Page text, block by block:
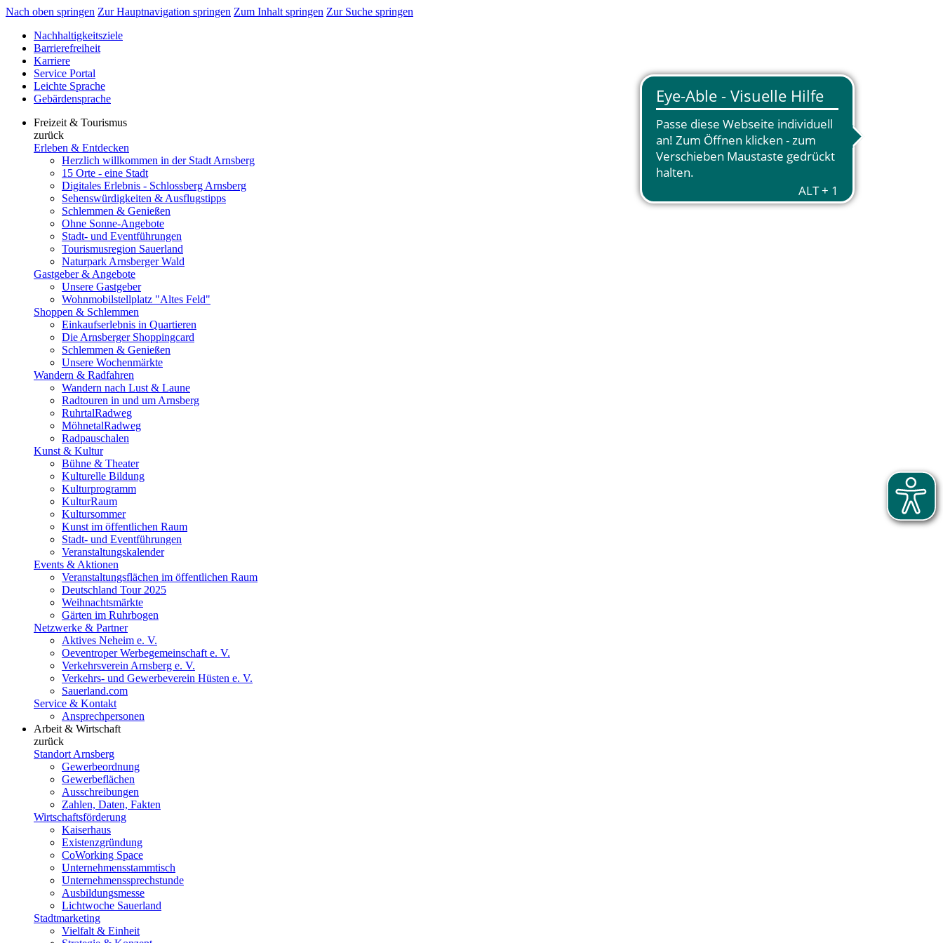
Nach oben springen Zur Hauptnavigation springen Zum Inhalt springen Zur Suche springen
Nachhaltigkeitsziele
Barrierefreiheit
Karriere
Service Portal
Leichte Sprache
Gebärdensprache
Freizeit & Tourismus
zurück
Erleben & Entdecken
Herzlich willkommen in der Stadt Arnsberg
15 Orte - eine Stadt
Digitales Erlebnis - Schlossberg Arnsberg
Sehenswürdigkeiten & Ausflugstipps
Schlemmen & Genießen
Ohne Sonne-Angebote
Stadt- und Eventführungen
Tourismusregion Sauerland
Naturpark Arnsberger Wald
Gastgeber & Angebote
Unsere Gastgeber
Wohnmobilstellplatz "Altes Feld"
Shoppen & Schlemmen
Einkaufserlebnis in Quartieren
Die Arnsberger Shoppingcard
Schlemmen & Genießen
Unsere Wochenmärkte
Wandern & Radfahren
Wandern nach Lust & Laune
Radtouren in und um Arnsberg
RuhrtalRadweg
MöhnetalRadweg
Radpauschalen
Kunst & Kultur
Bühne & Theater
Kulturelle Bildung
Kulturprogramm
KulturRaum
Kultursommer
Kunst im öffentlichen Raum
Stadt- und Eventführungen
Veranstaltungskalender
Events & Aktionen
Veranstaltungsflächen im öffentlichen Raum
Deutschland Tour 2025
Weihnachtsmärkte
Gärten im Ruhrbogen
Netzwerke & Partner
Aktives Neheim e. V.
Oeventroper Werbegemeinschaft e. V.
Verkehrsverein Arnsberg e. V.
Verkehrs- und Gewerbeverein Hüsten e. V.
Sauerland.com
Service & Kontakt
Ansprechpersonen
Arbeit & Wirtschaft
zurück
Standort Arnsberg
Gewerbeordnung
Gewerbeflächen
Ausschreibungen
Zahlen, Daten, Fakten
Wirtschaftsförderung
Kaiserhaus
Existenzgründung
CoWorking Space
Unternehmensstammtisch
Unternehmenssprechstunde
Ausbildungsmesse
Lichtwoche Sauerland
Stadtmarketing
Vielfalt & Einheit